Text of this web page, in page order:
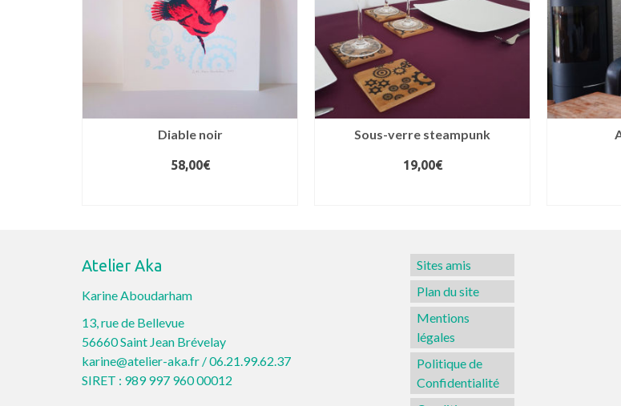
Diable noir
58,00€
Sous-verre steampunk
19,00€
a
plusieurs
variations.
Les
peuvent
être
choisies
Atelier Aka
Karine Aboudarham
13, rue de Bellevue
56660 Saint Jean Brévelay
karine@atelier-aka.fr /06.21.99.62.37
SIRET : 989 997 960 00012
Sites amis
Plan du site
Mentions
légales
Politique de
Confidentialité